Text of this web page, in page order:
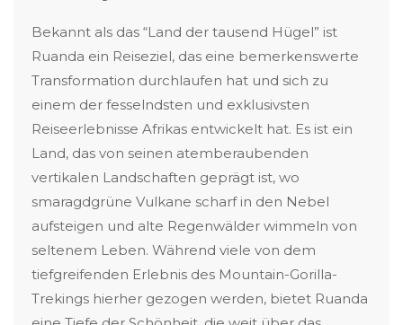
Bekannt als das “Land der tausend Hügel” ist
Ruanda ein Reiseziel, das eine bemerkenswerte
Transformation durchlaufen hat und sich zu
einem der fesselndsten und exklusivsten
Reiseerlebnisse Afrikas entwickelt hat. Es ist ein
Land, das von seinen atemberaubenden
vertikalen Landschaften geprägt ist, wo
smaragdgrüne Vulkane scharf in den Nebel
aufsteigen und alte Regenwälder wimmeln von
seltenem Leben. Während viele von dem
tiefgreifenden Erlebnis des Mountain-Gorilla-
Trekings hierher gezogen werden, bietet Ruanda